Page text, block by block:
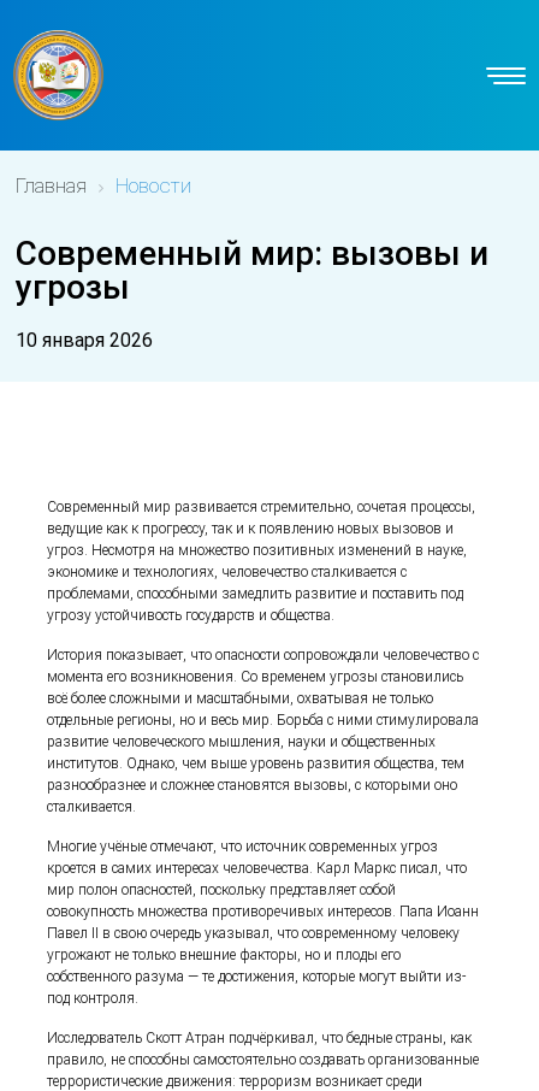
Главная Новости
Современный мир: вызовы и
угрозы
10 января 2026
Современный мир развивается стремительно, сочетая процессы,
ведущие как к прогрессу, так и к появлению новых вызовов и
угроз. Несмотря на множество позитивных изменений в науке,
экономике и технологиях, человечество сталкивается с
проблемами, способными замедлить развитие и поставить под
угрозу устойчивость государств и общества.
История показывает, что опасности сопровождали человечество с
момента его возникновения. Со временем угрозы становились
всё более сложными и масштабными, охватывая не только
отдельные регионы, но и весь мир. Борьба с ними стимулировала
развитие человеческого мышления, науки и общественных
институтов. Однако, чем выше уровень развития общества, тем
разнообразнее и сложнее становятся вызовы, с которыми оно
сталкивается.
Многие учёные отмечают, что источник современных угроз
кроется в самих интересах человечества. Карл Маркс писал, что
мир полон опасностей, поскольку представляет собой
совокупность множества противоречивых интересов. Папа Иоанн
Павел II в свою очередь указывал, что современному человеку
угрожают не только внешние факторы, но и плоды его
собственного разума — те достижения, которые могут выйти из-
под контроля.
Исследователь Скотт Атран подчёркивал, что бедные страны, как
правило, не способны самостоятельно создавать организованные
террористические движения: терроризм возникает среди